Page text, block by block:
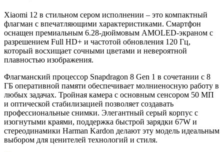
Xiaomi 12 в стильном сером исполнении – это компактный
флагман с впечатляющими характеристиками. Смартфон
оснащен премиальным 6.28-дюймовым AMOLED-экраном с
разрешением Full HD+ и частотой обновления 120 Гц,
который восхищает сочными цветами и невероятной
плавностью изображения.
Флагманский процессор Snapdragon 8 Gen 1 в сочетании с 8
ГБ оперативной памяти обеспечивает молниеносную работу в
любых задачах. Тройная камера с основным сенсором 50 МП
и оптической стабилизацией позволяет создавать
профессиональные снимки. Элегантный серый корпус с
изогнутыми краями, поддержка быстрой зарядки 67W и
стереодинамики Harman Kardon делают эту модель идеальным
выбором для ценителей технологий и стиля.